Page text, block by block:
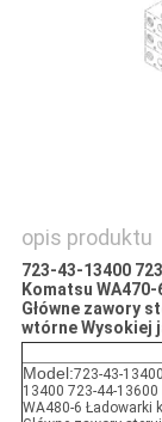
opis produktu
723-43-13400
Komatsu
Główne zawory
wtórne Wysokiej
Model:723-43-
13400 723-44-
WA480-6 Ładowarki